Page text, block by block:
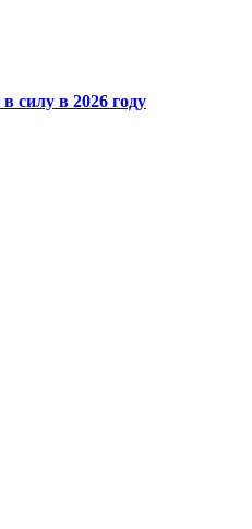
силу в 2026 году